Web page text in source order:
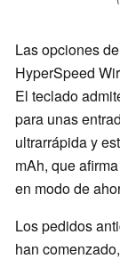
Las opciones
HyperSpeed
El teclado
para unas
ultrarrápida y
mAh, que
en modo de
Los pedidos
han